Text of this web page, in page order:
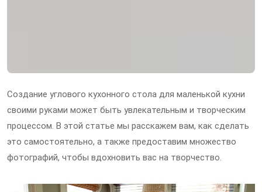
Создание углового кухонного стола для маленькой кухни
своими руками может быть увлекательным и творческим
процессом. В этой статье мы расскажем вам, как сделать
это самостоятельно, а также предоставим множество
фотографий, чтобы вдохновить вас на творчество.